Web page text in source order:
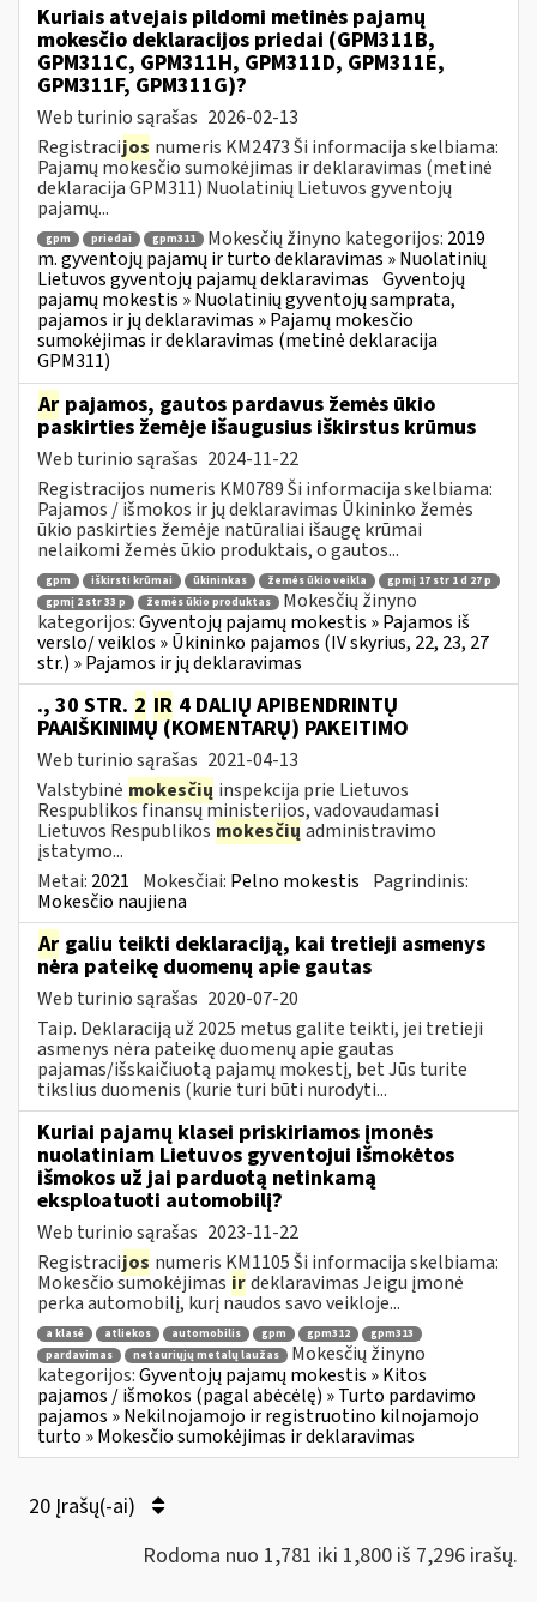
Kuriais atvejais pildomi metinės pajamų
mokesčio deklaracijos priedai (GPM311B,
GPM311C, GPM311H, GPM311D, GPM311E,
GPM311F, GPM311G)?
Web turinio sąrašas 2026-02-13
Registracijos numeris KM2473 Ši informacija skelbiama:
Pajamų mokesčio sumokėjimas ir deklaravimas (metinė
deklaracija GPM311) Nuolatinių Lietuvos gyventojų
pajamų...
gpm priedai gpm311 Mokesčių žinyno kategorijos: 2019
m. gyventojų pajamų ir turto deklaravimas » Nuolatinių
Lietuvos gyventojų pajamų deklaravimas Gyventojų
pajamų mokestis » Nuolatinių gyventojų samprata,
pajamos ir jų deklaravimas » Pajamų mokesčio
sumokėjimas ir deklaravimas (metinė deklaracija
GPM311)
Ar pajamos, gautos pardavus žemės ūkio
paskirties žemėje išaugusius iškirstus krūmus
Web turinio sąrašas 2024-11-22
Registracijos numeris KM0789 Ši informacija skelbiama:
Pajamos / išmokos ir jų deklaravimas Ūkininko žemės
ūkio paskirties žemėje natūraliai išaugę krūmai
nelaikomi žemės ūkio produktais, o gautos...
gpm iškirsti krūmai ūkininkas žemės ūkio veikla
gpmį 17 str 1 d 27 p
gpmį 2 str 33 p
žemės ūkio produktas
Mokesčių žinyno
kategorijos:Gyventojų pajamų mokestis » Pajamos iš
verslo/ veiklos » Ūkininko pajamos (IV skyrius, 22, 23, 27
str.) » Pajamos ir jų deklaravimas
., 30 STR. 2 IR 4 DALIŲ APIBENDRINTŲ
PAAIŠKINIMŲ (KOMENTARŲ) PAKEITIMO
Web turinio sąrašas 2021-04-13
Valstybinė mokesčių inspekcija prie Lietuvos
Respublikos finansų ministerijos, vadovaudamasi
Lietuvos Respublikos mokesčių administravimo
įstatymo...
Metai: 2021 Mokesčiai: Pelno mokestis Pagrindinis:
Mokesčio naujiena
Ar galiu teikti deklaraciją, kai tretieji asmenys
nėra pateikę duomenų apie gautas
Web turinio sąrašas 2020-07-20
Taip. Deklaraciją už 2025 metus galite teikti, jei tretieji
asmenys nėra pateikę duomenų apie gautas
pajamas/išskaičiuotą pajamų mokestį, bet Jūs turite
tikslius duomenis (kurie turi būti nurodyti...
Kuriai pajamų klasei priskiriamos įmonės
nuolatiniam Lietuvos gyventojui išmokėtos
išmokos už jai parduotą netinkamą
eksploatuoti automobilį?
Web turinio sąrašas 2023-11-22
Registracijos numeris KM1105 Ši informacija skelbiama:
Mokesčio sumokėjimas irdeklaravimas Jeigu įmonė
perka automobilį, kurį naudos savo veikloje...
a klasė atliekos automobilis gpm gpm312
gpm313
pardavimas
netauriųjų metalų laužas
Mokesčių žinyno
kategorijos:Gyventojų pajamų mokestis » Kitos
pajamos / išmokos (pagal abėcėlę) » Turto pardavimo
pajamos » Nekilnojamojo ir registruotino kilnojamojo
turto » Mokesčio sumokėjimas ir deklaravimas
20 Įrašų(-ai)
Rodoma nuo 1,781 iki 1,800 iš 7,296 irašų.